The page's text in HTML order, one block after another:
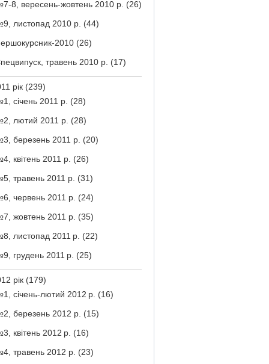
8, вересень-жовтень 2010 р. (26)
листопад 2010 р. (44)
2010 (26)
травень 2010 р. (17)
рік (239)
січень 2011 р. (28)
лютий 2011 р. (28)
березень 2011 р. (20)
квітень 2011 р. (26)
травень 2011 р. (31)
червень 2011 р. (24)
жовтень 2011 р. (35)
листопад 2011 р. (22)
грудень 2011 р. (25)
рік (179)
січень-лютий 2012 р. (16)
березень 2012 р. (15)
квітень 2012 р. (16)
травень 2012 р. (23)